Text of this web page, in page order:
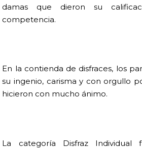
damas que dieron su
competencia.
En la contienda de disfraces, los
su ingenio, carisma y con orgullo
hicieron con mucho ánimo.
La categoría Disfraz